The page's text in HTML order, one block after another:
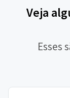
Veja
Esses